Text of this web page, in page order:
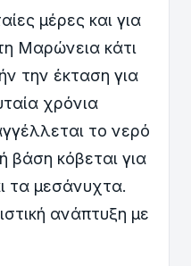
μέρες και για
Μαρώνεια κάτι
την έκταση για
χρόνια
το νερό
βάση κόβεται για
τα μεσάνυχτα.
ανάπτυξη με